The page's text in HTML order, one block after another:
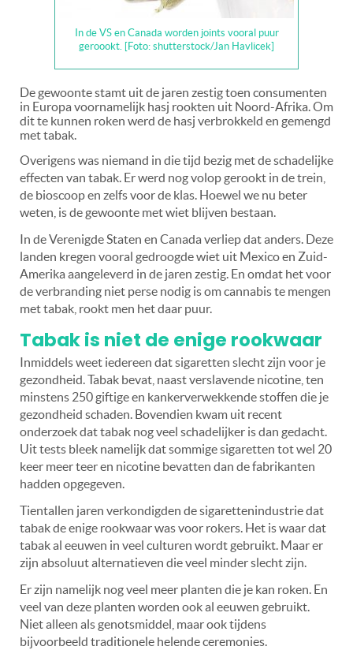
In de VS en Canada worden joints vooral puur
geroookt. [Foto: shutterstock/Jan Havlicek]
De gewoonte stamt uit de jaren zestig toen consumenten
in Europa voornamelijk hasj rookten uit Noord-Afrika. Om
dit te kunnen roken werd de hasj verbrokkeld en gemengd
met tabak.
Overigens was niemand in die tijd bezig met de schadelijke
effecten van tabak. Er werd nog volop gerookt in de trein,
de bioscoop en zelfs voor de klas. Hoewel we nu beter
weten, is de gewoonte met wiet blijven bestaan.
In de Verenigde Staten en Canada verliep dat anders. Deze
landen kregen vooral gedroogde wiet uit Mexico en Zuid-
Amerika aangeleverd in de jaren zestig. En omdat het voor
de verbranding niet perse nodig is om cannabis te mengen
met tabak, rookt men het daar puur.
Tabak is niet de enige rookwaar
Inmiddels weet iedereen dat sigaretten slecht zijn voor je
gezondheid. Tabak bevat, naast verslavende nicotine, ten
minstens 250 giftige en kankerverwekkende stoffen die je
gezondheid schaden. Bovendien kwam uit recent
onderzoek dat tabak nog veel schadelijker is dan gedacht.
Uit tests bleek namelijk dat sommige sigaretten tot wel 20
keer meer teer en nicotine bevatten dan de fabrikanten
hadden opgegeven.
Tientallen jaren verkondigden de sigarettenindustrie dat
tabak de enige rookwaar was voor rokers. Het is waar dat
tabak al eeuwen in veel culturen wordt gebruikt. Maar er
zijn absoluut alternatieven die veel minder slecht zijn.
Er zijn namelijk nog veel meer planten die je kan roken. En
veel van deze planten worden ook al eeuwen gebruikt.
Niet alleen als genotsmiddel, maar ook tijdens
bijvoorbeeld traditionele helende ceremonies.